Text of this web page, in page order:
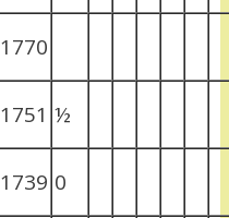
1770
1751 ½
1739 0